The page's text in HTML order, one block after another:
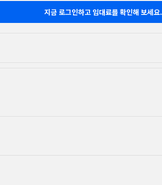
지금 로그인하고 임대료를 확인해 보세요.